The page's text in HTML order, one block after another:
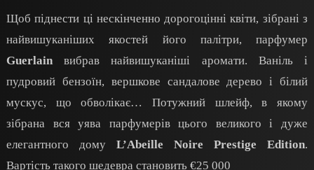
Щоб піднести ці нескінченно дорогоцінні квіти, зібрані з
найвишуканіших якостей його палітри, парфумер
Guerlain вибрав найвишуканіші аромати. Ваніль і
пудровий бензоїн, вершкове сандалове дерево і білий
мускус, що обволікає… Потужний шлейф, в якому
зібрана вся уява парфумерів цього великого і дуже
елегантного дому L’Abeille Noire Prestige Edition.
Вартість такого шедевра становить €25 000